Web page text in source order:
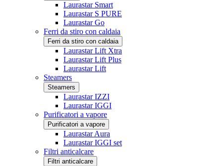
Laurastar Smart
Laurastar S PURE
Laurastar Go
Ferri da stiro con caldaia
Ferri da stiro con caldaia
Laurastar Lift Xtra
Laurastar Lift Plus
Laurastar Lift
Steamers
Steamers
Laurastar IZZI
Laurastar IGGI
Purificatori a vapore
Purificatori a vapore
Laurastar Aura
Laurastar IGGI set
Filtri anticalcare
Filtri anticalcare